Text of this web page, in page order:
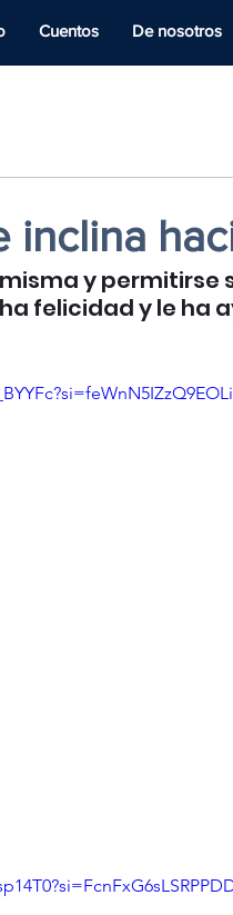
Cuentos De nosotros
inclina
y
felicidad y le ha